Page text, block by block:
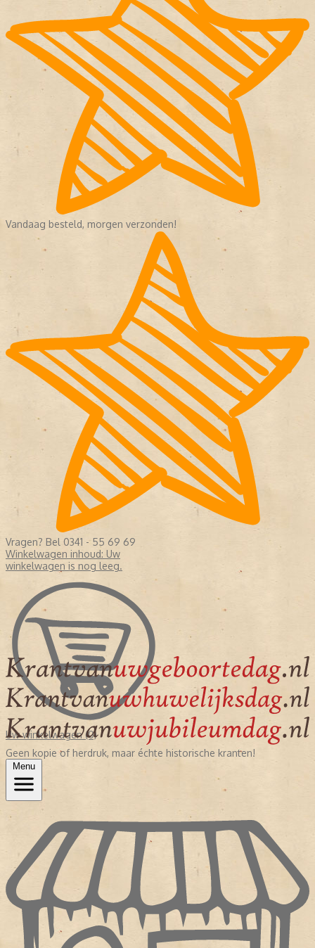
Vandaag besteld, morgen verzonden!
Vragen? Bel 0341 - 55 69 69
Winkelwagen inhoud: Uw
winkelwagen is nog leeg.
Uw winkelwagen (0)
Geen kopie of herdruk, maar échte historische kranten!
Menu